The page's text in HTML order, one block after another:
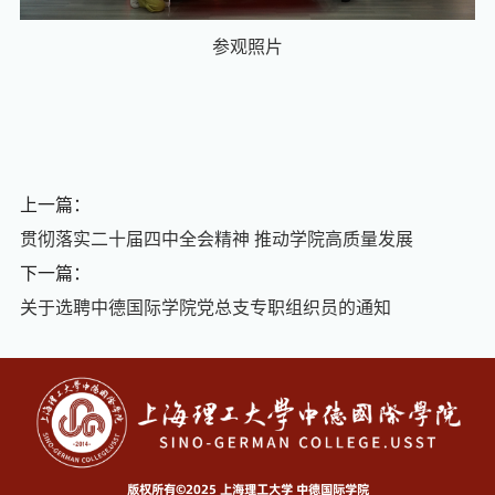
参观照片
上一篇：
贯彻落实二十届四中全会精神 推动学院高质量发展
下一篇：
关于选聘中德国际学院党总支专职组织员的通知
版权所有©2025 上海理工大学 中德国际学院